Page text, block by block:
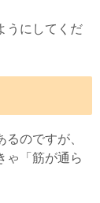
うにしてくだ
のですが、
ゃ「筋が通ら